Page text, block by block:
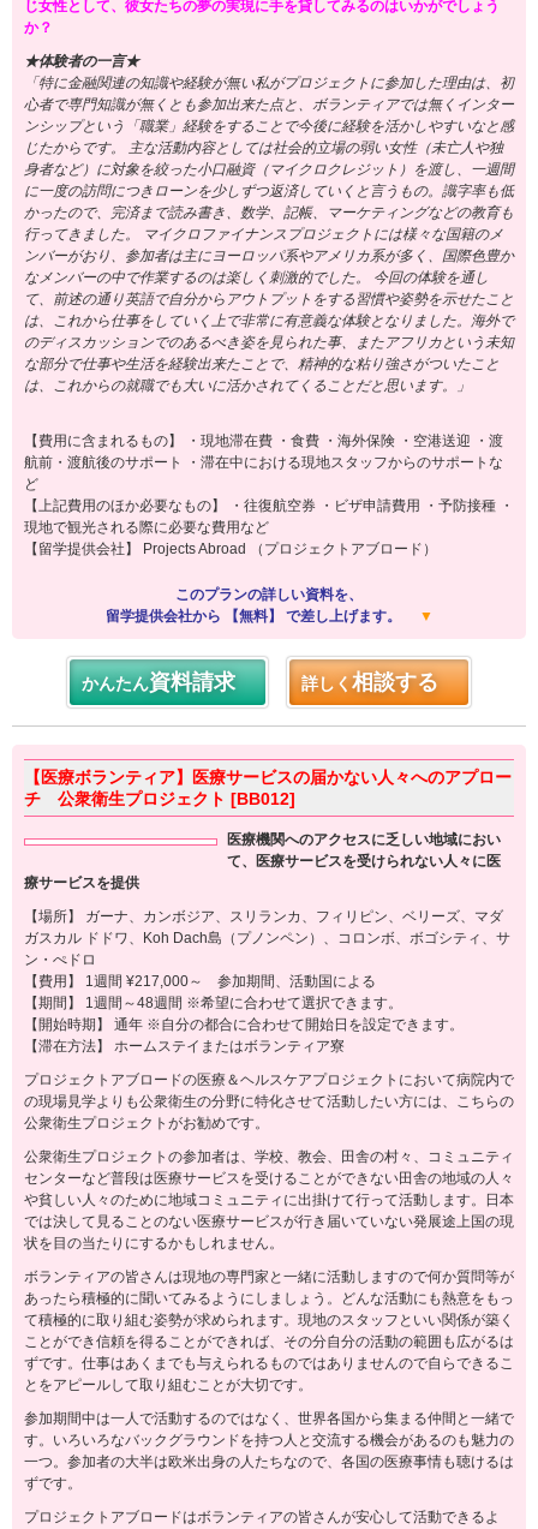
じ女性として、彼女たちの夢の実現に手を貸してみるのはいかがでしょう
か？
★体験者の一言★
「特に金融関連の知識や経験が無い私がプロジェクトに参加した理由は、初
心者で専門知識が無くとも参加出来た点と、ボランティアでは無くインター
ンシップという「職業」経験をすることで今後に経験を活かしやすいなと感
じたからです。 主な活動内容としては社会的立場の弱い女性（未亡人や独
身者など）に対象を絞った小口融資（マイクロクレジット）を渡し、一週間
に一度の訪問につきローンを少しずつ返済していくと言うもの。識字率も低
かったので、完済まで読み書き、数学、記帳、マーケティングなどの教育も
行ってきました。 マイクロファイナンスプロジェクトには様々な国籍のメ
ンバーがおり、参加者は主にヨーロッパ系やアメリカ系が多く、国際色豊か
なメンバーの中で作業するのは楽しく刺激的でした。 今回の体験を通し
て、前述の通り英語で自分からアウトプットをする習慣や姿勢を示せたこと
は、これから仕事をしていく上で非常に有意義な体験となりました。海外で
のディスカッションでのあるべき姿を見られた事、またアフリカという未知
な部分で仕事や生活を経験出来たことで、精神的な粘り強さがついたこと
は、これからの就職でも大いに活かされてくることだと思います。」
【費用に含まれるもの】 ・現地滞在費 ・食費 ・海外保険 ・空港送迎 ・渡
航前・渡航後のサポート ・滞在中における現地スタッフからのサポートな
ど
【上記費用のほか必要なもの】 ・往復航空券 ・ビザ申請費用 ・予防接種 ・
現地で観光される際に必要な費用など
【留学提供会社】 Projects Abroad （プロジェクトアブロード）
このプランの詳しい資料を、
留学提供会社から 【無料】 で差し上げます。
▼
かんたん資料請求 詳しく相談する
【医療ボランティア】医療サービスの届かない人々へのアプロー
チ 公衆衛生プロジェクト [BB012]
医療機関へのアクセスに乏しい地域におい
て、医療サービスを受けられない人々に医
療サービスを提供
【場所】 ガーナ、カンボジア、スリランカ、フィリピン、ベリーズ、マダ
ガスカル ドドワ、Koh Dach島（プノンペン）、コロンボ、ボゴシティ、サ
ン・ぺドロ
【費用】 1週間 ¥217,000～ 参加期間、活動国による
【期間】 1週間～48週間 ※希望に合わせて選択できます。
【開始時期】 通年 ※自分の都合に合わせて開始日を設定できます。
【滞在方法】 ホームステイまたはボランティア寮
プロジェクトアブロードの医療＆ヘルスケアプロジェクトにおいて病院内で
の現場見学よりも公衆衛生の分野に特化させて活動したい方には、こちらの
公衆衛生プロジェクトがお勧めです。
公衆衛生プロジェクトの参加者は、学校、教会、田舎の村々、コミュニティ
センターなど普段は医療サービスを受けることができない田舎の地域の人々
や貧しい人々のために地域コミュニティに出掛けて行って活動します。日本
では決して見ることのない医療サービスが行き届いていない発展途上国の現
状を目の当たりにするかもしれません。
ボランティアの皆さんは現地の専門家と一緒に活動しますので何か質問等が
あったら積極的に聞いてみるようにしましょう。どんな活動にも熱意をもっ
て積極的に取り組む姿勢が求められます。現地のスタッフといい関係が築く
ことができ信頼を得ることができれば、その分自分の活動の範囲も広がるは
ずです。仕事はあくまでも与えられるものではありませんので自らできるこ
とをアピールして取り組むことが大切です。
参加期間中は一人で活動するのではなく、世界各国から集まる仲間と一緒で
す。いろいろなバックグラウンドを持つ人と交流する機会があるのも魅力の
一つ。参加者の大半は欧米出身の人たちなので、各国の医療事情も聴けるは
ずです。
プロジェクトアブロードはボランティアの皆さんが安心して活動できるよ